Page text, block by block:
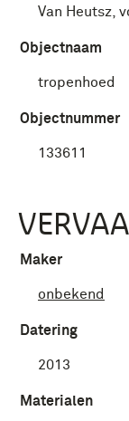
Van Heutsz,
Objectnaam
tropenhoed
Objectnummer
133611
Maker
onbekend
Datering
2013
Materialen